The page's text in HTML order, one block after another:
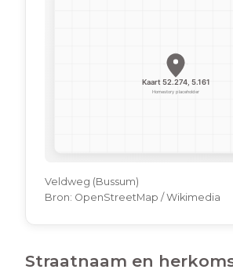
Veldweg (Bussum)
Bron: OpenStreetMap / Wikimedia
Straatnaam en